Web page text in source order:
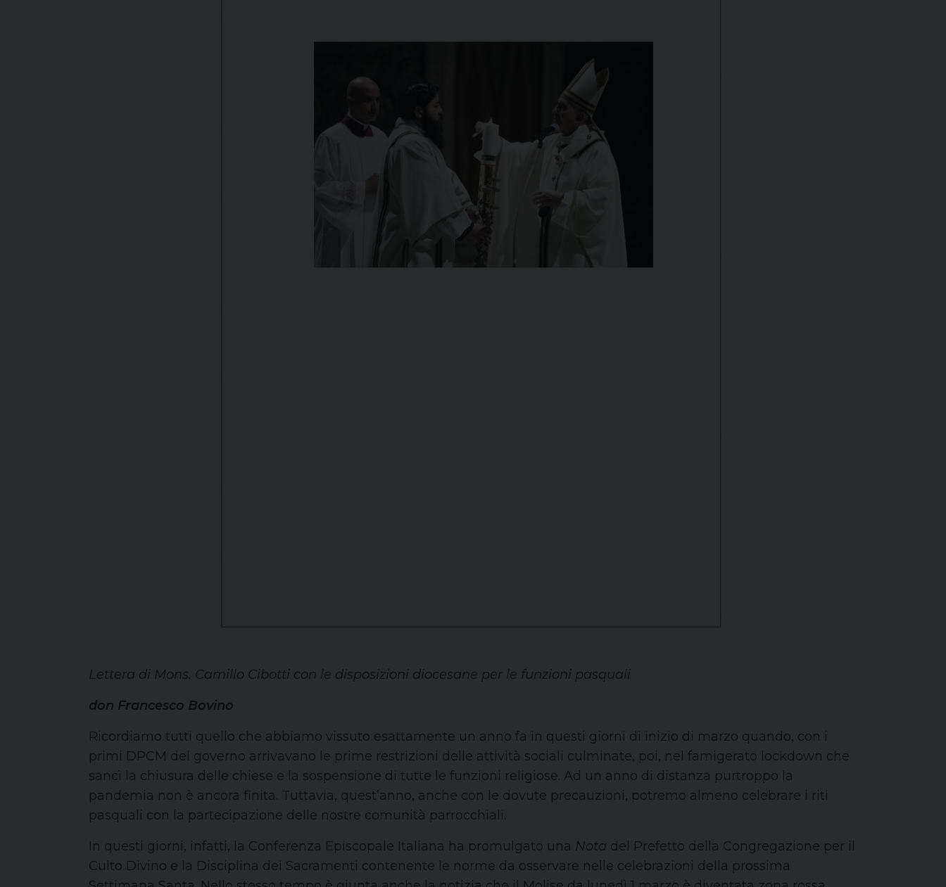
Lettera di Mons. Camillo Cibotti con le disposizioni diocesane per le funzioni pasquali
don Francesco Bovino
Ricordiamo tutti quello che abbiamo vissuto esattamente un anno fa in questi giorni di inizio di marzo quando, con i
primi DPCM del governo arrivavano le prime restrizioni delle attività sociali culminate, poi, nel famigerato lockdown che
sancì la chiusura delle chiese e la sospensione di tutte le funzioni religiose. Ad un anno di distanza purtroppo la
pandemia non è ancora finita. Tuttavia, quest’anno, anche con le dovute precauzioni, potremo almeno celebrare i riti
pasquali con la partecipazione delle nostre comunità parrocchiali.
In questi giorni, infatti, la Conferenza Episcopale Italiana ha promulgato una Nota del Prefetto della Congregazione per il
Culto Divino e la Disciplina dei Sacramenti contenente le norme da osservare nelle celebrazioni della prossima